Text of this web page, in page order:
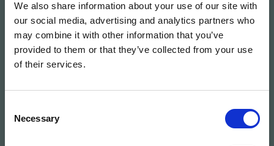
We also share information about your use of our site with
our social media, advertising and analytics partners who
may combine it with other information that you’ve
provided to them or that they’ve collected from your use
of their services.
Selection
Necessary
El usuario debe respetar los programas de terceros
puestos a su disposición por Carpintek Mobdesign S.L.,
aun siendo gratuitos y/o de disposición pública.
Carpintek Mobdesign S.L. dispone de los derechos de
software.
El usuario no adquiere derecho alguno o licencia por el
servicio contratado, sobre el software necesario para